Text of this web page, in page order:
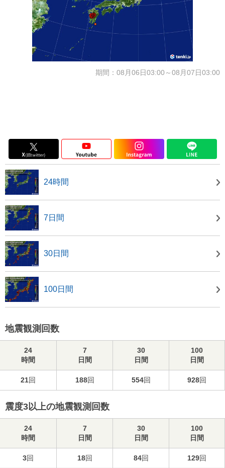
期間：08月06日03:00～08月07日03:00
24時間
7日間
30日間
100日間
地震観測回数
24
時間
7
日間
30
日間
100
日間
21回 188回 554回 928回
震度3以上の地震観測回数
24
時間
7
日間
30
日間
100
日間
3回 18回 84回 129回